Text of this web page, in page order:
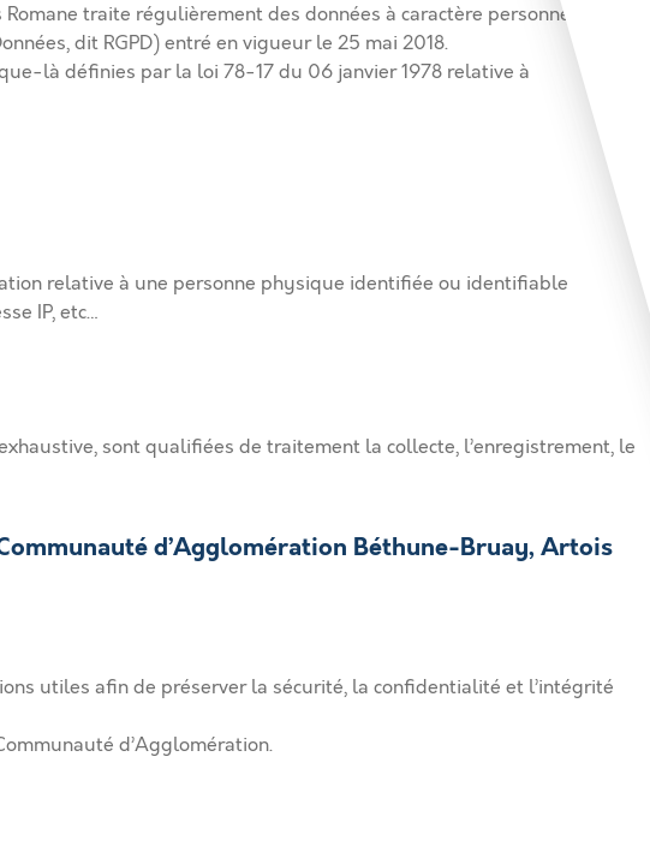
traite régulièrement des données à caractère personnel. Elle
dit RGPD) entré en vigueur le 25 mai 2018.
là définies par la loi 78-17 du 06 janvier 1978 relative à
relative à une personne physique identifiée ou identifiable
IP, etc…
sont qualifiées de traitement la collecte, l’enregistrement, le
d’Agglomération Béthune-Bruay, Artois
utiles afin de préserver la sécurité, la confidentialité et l’intégrité
d’Agglomération.